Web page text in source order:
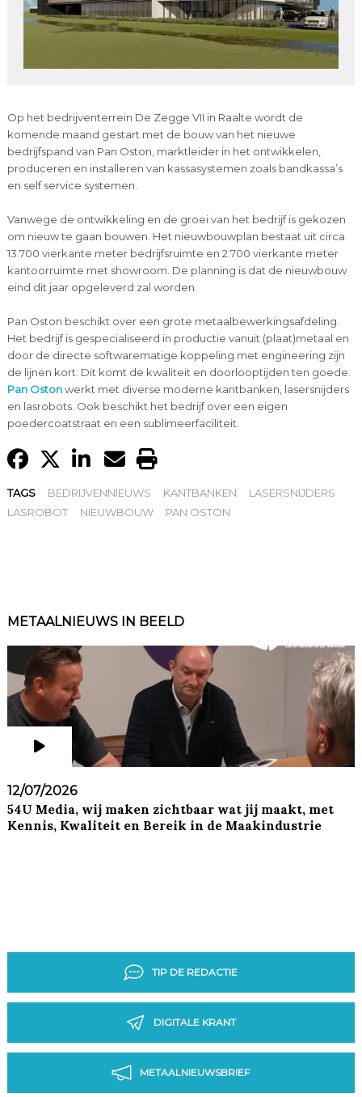
Op het bedrijventerrein De Zegge VII in Raalte wordt de
komende maand gestart met de bouw van het nieuwe
bedrijfspand van Pan Oston, marktleider in het ontwikkelen,
produceren en installeren van kassasystemen zoals bandkassa’s
en self service systemen.
Vanwege de ontwikkeling en de groei van het bedrijf is gekozen
om nieuw te gaan bouwen. Het nieuwbouwplan bestaat uit circa
13.700 vierkante meter bedrijfsruimte en 2.700 vierkante meter
kantoorruimte met showroom. De planning is dat de nieuwbouw
eind dit jaar opgeleverd zal worden.
Pan Oston beschikt over een grote metaalbewerkingsafdeling.
Het bedrijf is gespecialiseerd in productie vanuit (plaat)metaal en
door de directe softwarematige koppeling met engineering zijn
de lijnen kort. Dit komt de kwaliteit en doorlooptijden ten goede.
Pan Ostonwerkt met diverse moderne kantbanken, lasersnijders
en lasrobots. Ook beschikt het bedrijf over een eigen
poedercoatstraat en een sublimeerfaciliteit.
TAGS BEDRIJVENNIEUWS KANTBANKEN
LASERSNIJDERS
LASROBOT
NIEUWBOUW PAN OSTON
METAALNIEUWS IN BEELD
12/07/2026
54U Media, wij maken zichtbaar wat jij maakt, met
Kennis, Kwaliteit en Bereik in de Maakindustrie
TIP DE REDACTIE
DIGITALE KRANT
METAALNIEUWSBRIEF